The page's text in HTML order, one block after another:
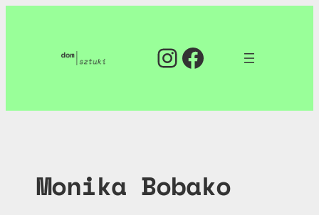
InstagramFacebook
Monika Bobako